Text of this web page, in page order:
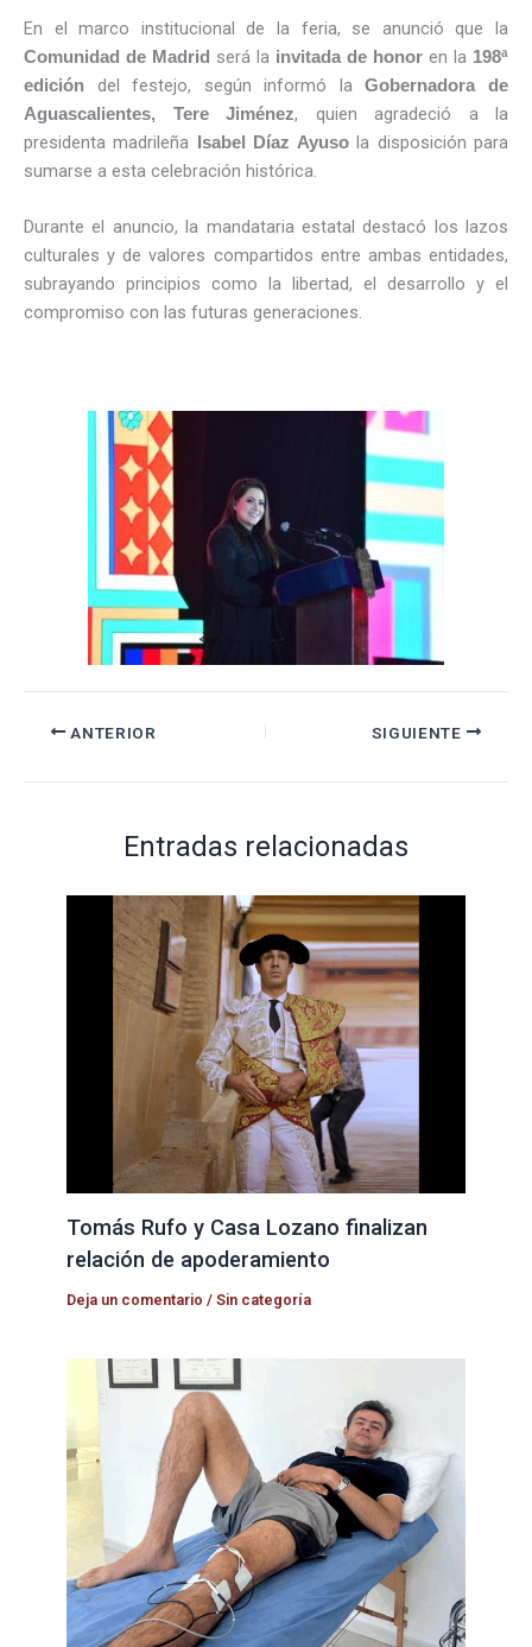
En el marco institucional de la feria, se anunció que la
Comunidad de Madrid será la invitada de honor en la 198ª
edición del festejo, según informó laGobernadora de
Aguascalientes, Tere Jiménez, quien agradeció a la
presidenta madrileña Isabel Díaz Ayusola disposición para
sumarse a esta celebración histórica.
Durante el anuncio, la mandataria estatal destacó los lazos
culturales y de valores compartidos entre ambas entidades,
subrayando principios como la libertad, el desarrollo y el
compromiso con las futuras generaciones.
ANTERIOR SIGUIENTE
Entradas relacionadas
Tomás Rufo y Casa Lozano finalizan
relación de apoderamiento
Deja un comentario /Sin categoría